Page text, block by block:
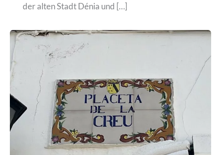
der alten Stadt Dénia und […]